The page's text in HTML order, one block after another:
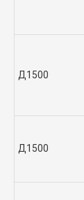
Д1500
Д1500